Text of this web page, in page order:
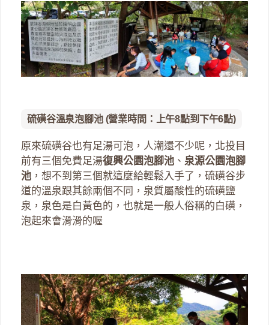
硫磺谷溫泉泡腳池 (營業時間：上午8點到下午6點)
原來硫磺谷也有足湯可泡，人潮還不少呢，北投目
前有三個免費足湯復興公園泡腳池 、 泉源公園泡腳
池 ，想不到第三個就這麼給輕鬆入手了，硫磺谷步
道的溫泉跟其餘兩個不同，泉質屬酸性的硫磺鹽
泉，泉色是白黃色的，也就是一般人俗稱的白磺，
泡起來會滑滑的喔